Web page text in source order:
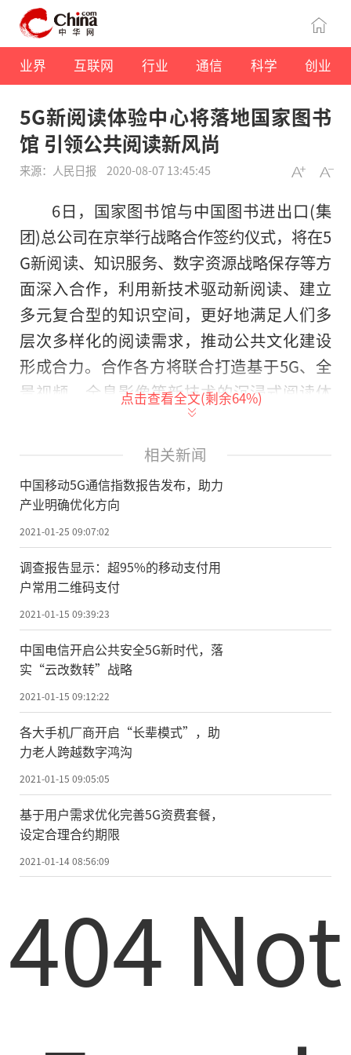
业界 互联网 行业 通信 科学 创业
5G新阅读体验中心将落地国家图书
馆 引领公共阅读新风尚
来源：人民日报 2020-08-07 13:45:45
6日，国家图书馆与中国图书进出口(集
团)总公司在京举行战略合作签约仪式，将在5
G新阅读、知识服务、数字资源战略保存等方
面深入合作，利用新技术驱动新阅读、建立
多元复合型的知识空间，更好地满足人们多
层次多样化的阅读需求，推动公共文化建设
形成合力。合作各方将联合打造基于5G、全
景视频、全息影像等新技术的沉浸式阅读体
验，以科技创新、文化创新和产业创新引领
签约仪式现场设立了5G新阅读体验区，
嘉宾现场体验了全景展厅。据介绍，国家图
书馆5G新阅读体验中心将在年内落成。未
来，读者走进国图全景展厅，可以置身三面
超高清大屏环绕的全景空间，感受纸本漫画
书转瞬成为全景视频、“云逛”全景图书
馆、“云鉴”镇馆之宝。
(记者：张贺)
文章投诉热线:156 0057 2229 投诉邮箱:29132
36@qq.com
点击查看全文(剩余64%)
相关新闻
中国移动5G通信指数报告发布，助力
产业明确优化方向
2021-01-25 09:07:02
调查报告显示：超95%的移动支付用
户常用二维码支付
2021-01-15 09:39:23
中国电信开启公共安全5G新时代，落
实“云改数转”战略
2021-01-15 09:12:22
各大手机厂商开启“长辈模式”，助
力老人跨越数字鸿沟
2021-01-15 09:05:05
基于用户需求优化完善5G资费套餐，
设定合理合约期限
2021-01-14 08:56:09
404 Not